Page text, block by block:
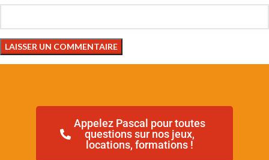
Appelez Pascal pour toutes
questions sur nos jeux,
locations, formations !